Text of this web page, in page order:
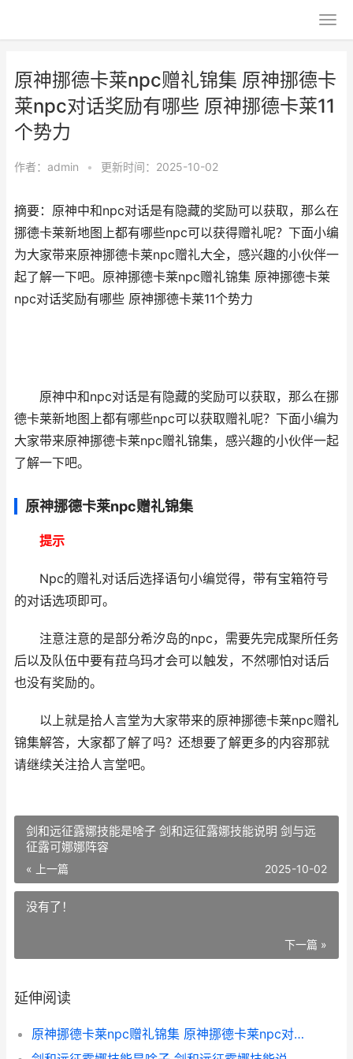
原神挪德卡莱npc赠礼锦集 原神挪德卡
莱npc对话奖励有哪些 原神挪德卡莱11
个势力
作者： admin • 更新时间：2025-10-02
摘要：原神中和npc对话是有隐藏的奖励可以获取，那么在
挪德卡莱新地图上都有哪些npc可以获得赠礼呢？下面小编
为大家带来原神挪德卡莱npc赠礼大全，感兴趣的小伙伴一
起了解一下吧。原神挪德卡莱npc赠礼锦集 原神挪德卡莱
npc对话奖励有哪些 原神挪德卡莱11个势力
原神中和npc对话是有隐藏的奖励可以获取，那么在挪
德卡莱新地图上都有哪些npc可以获取赠礼呢？下面小编为
大家带来原神挪德卡莱npc赠礼锦集，感兴趣的小伙伴一起
了解一下吧。
原神挪德卡莱npc赠礼锦集
提示
Npc的赠礼对话后选择语句小编觉得，带有宝箱符号
的对话选项即可。
注意注意的是部分希汐岛的npc，需要先完成聚所任务
后以及队伍中要有菈乌玛才会可以触发，不然哪怕对话后
也没有奖励的。
以上就是拾人言堂为大家带来的原神挪德卡莱npc赠礼
锦集解答，大家都了解了吗？还想要了解更多的内容那就
请继续关注拾人言堂吧。
剑和远征露娜技能是啥子 剑和远征露娜技能说明 剑与远
征露可娜娜阵容
« 上一篇 2025-10-02
没有了！
下一篇 »
延伸阅读
原神挪德卡莱npc赠礼锦集 原神挪德卡莱npc对话奖励有哪些 原神挪德卡莱11个势力